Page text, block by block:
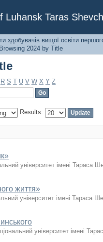
Luhansk Taras
здобувачів вищої освіти
Browsing 2024 by Title
R S T U V W X Y Z
Results:
університет імені Тараса
життя»
університет імені Тараса
університет імені